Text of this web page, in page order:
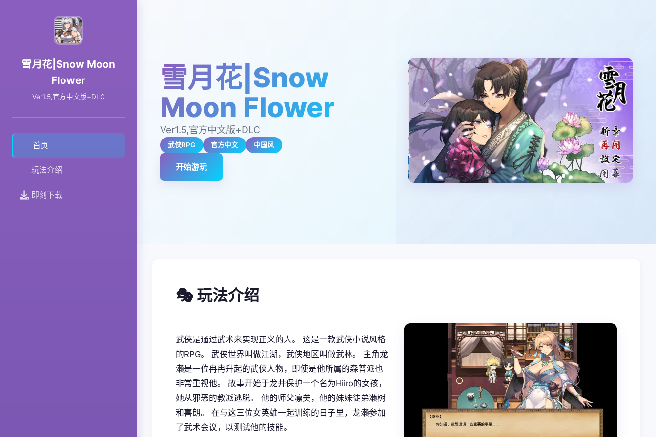
雪月花|Snow Moon
Flower
Ver1.5,官方中文版+DLC
首页
玩法介绍
即刻下载
雪月花|Snow
Moon Flower
Ver1.5,官方中文版+DLC
武侠RPG 官方中文 中国风
开始游玩
🎭 玩法介绍
武侠是通过武术来实现正义的人。 这是一款武侠小说风格
的RPG。 武侠世界叫做江湖，武侠地区叫做武林。 主角龙
濑是一位冉冉升起的武侠人物，即使是他所属的森普派也
非常重视他。 故事开始于龙井保护一个名为Hiiro的女孩，
她从邪恶的教派逃脱。 他的师父凛美，他的妹妹徒弟濑树
和喜朗。 在与这三位女英雄一起训练的日子里，龙濑参加
了武术会议，以测试他的技能。